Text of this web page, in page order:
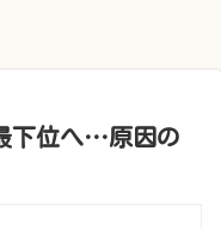
最下位へ…原因の